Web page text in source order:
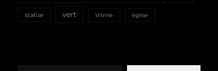
statue vert Vitrine église